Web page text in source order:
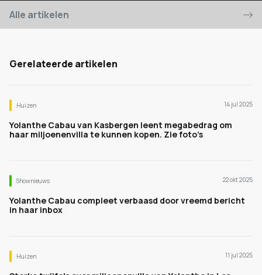
Alle artikelen
Gerelateerde artikelen
Huizen 14 jul 2025
Yolanthe Cabau van Kasbergen leent megabedrag om
haar miljoenenvilla te kunnen kopen. Zie foto’s
Shownieuws 22 okt 2025
Yolanthe Cabau compleet verbaasd door vreemd bericht
in haar inbox
Huizen 11 jul 2025